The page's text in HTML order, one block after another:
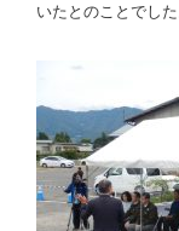
いたとのことでした